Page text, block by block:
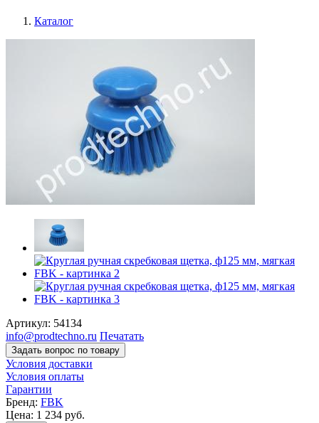
Каталог
Артикул: 54134
info@prodtechno.ru Печатать
Задать вопрос по товару
Условия доставки
Условия оплаты
Гарантии
Бренд: FBK
Цена: 1 234 руб.